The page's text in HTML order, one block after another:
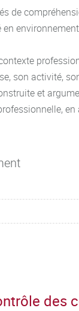
technique
son opinion / ses
de
en
son activité,
et
des